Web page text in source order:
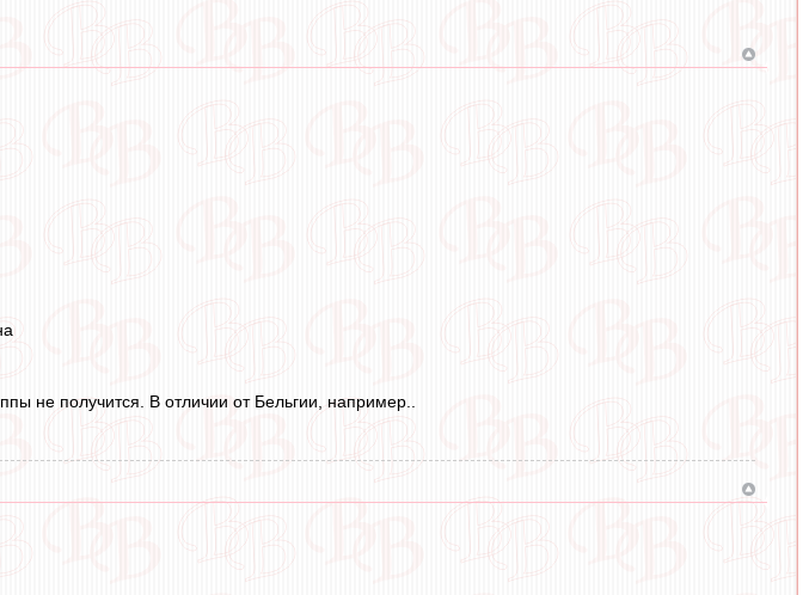
не получится. В отличии от Бельгии, например..